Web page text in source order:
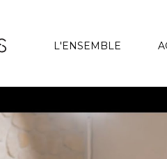
L'ENSEMBLE